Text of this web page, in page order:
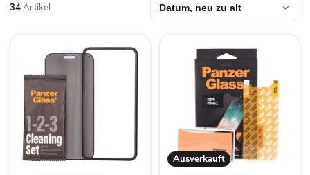
34Artikel
Ausverkauft